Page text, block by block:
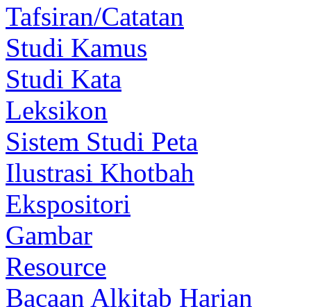
Tafsiran/Catatan
Studi Kamus
Studi Kata
Leksikon
Sistem Studi Peta
Ilustrasi Khotbah
Ekspositori
Gambar
Resource
Bacaan Alkitab Harian